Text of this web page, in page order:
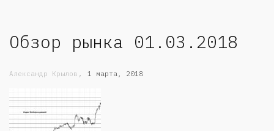
Обзор рынка 01.03.2018
Александр Крылов , 1 марта, 2018